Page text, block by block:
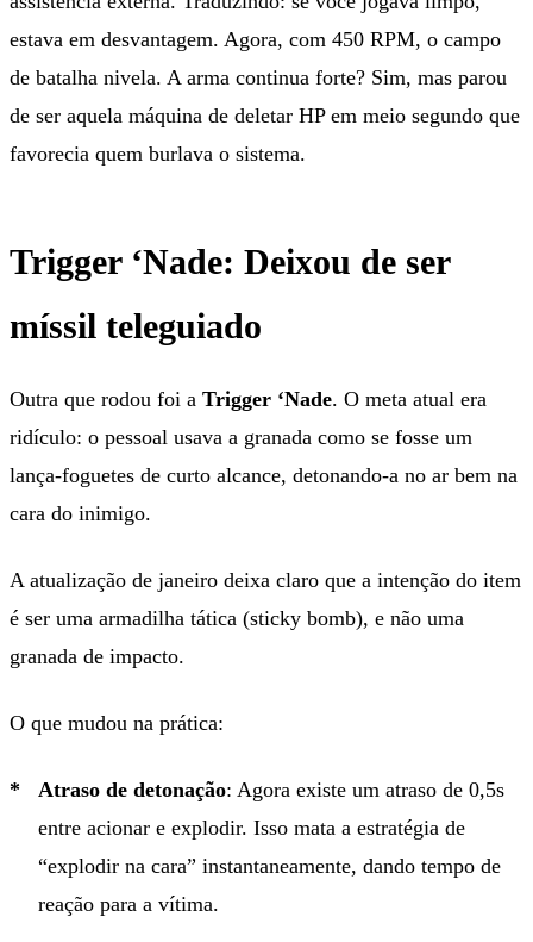
estava em desvantagem. Agora, com 450 RPM, o campo
de batalha nivela. A arma continua forte? Sim, mas parou
de ser aquela máquina de deletar HP em meio segundo que
favorecia quem burlava o sistema.
Trigger ‘Nade: Deixou de ser
míssil teleguiado
Outra que rodou foi a Trigger ‘Nade. O meta atual era
ridículo: o pessoal usava a granada como se fosse um
lança-foguetes de curto alcance, detonando-a no ar bem na
cara do inimigo.
A atualização de janeiro deixa claro que a intenção do item
é ser uma armadilha tática (sticky bomb), e não uma
granada de impacto.
O que mudou na prática:
Atraso de detonação: Agora existe um atraso de 0,5s
entre acionar e explodir. Isso mata a estratégia de
“explodir na cara” instantaneamente, dando tempo de
reação para a vítima.